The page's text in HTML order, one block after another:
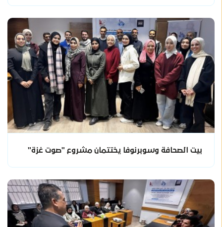
بيت الصحافة وسوبرنوفا يختتمان مشروع "صوت غزة"